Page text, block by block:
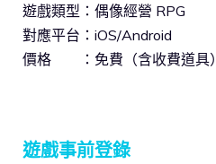
遊戲類型：偶像經營 RPG
對應平台：iOS/Android
價格 ：免費（含收費道具）
遊戲事前登錄